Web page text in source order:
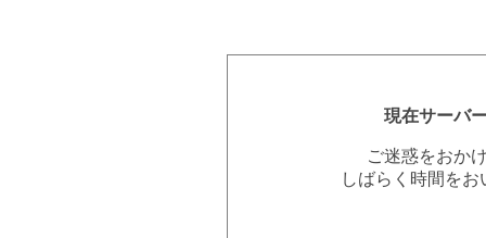
現在サーバ
ご迷惑をおか
しばらく時間を